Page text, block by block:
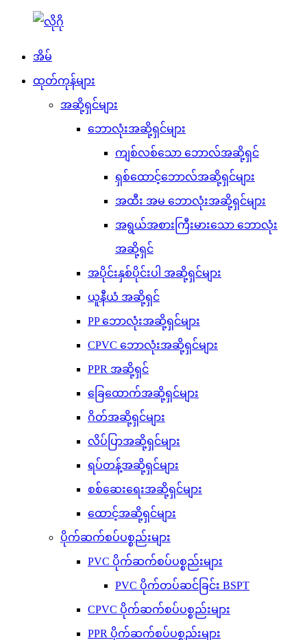
အိမ်
ထုတ်ကုန်များ
အဆို့ရှင်များ
ဘောလုံးအဆို့ရှင်များ
ကျစ်လစ်သော ဘောလ်အဆို့ရှင်
ရှစ်ထောင့်ဘောလ်အဆို့ရှင်များ
အထီး အမ ဘောလုံးအဆို့ရှင်များ
အရွယ်အစားကြီးမားသော ဘောလုံး
အဆို့ရှင်
အပိုင်းနှစ်ပိုင်းပါ အဆို့ရှင်များ
ယူနီယံ အဆို့ရှင်
PP ဘောလုံးအဆို့ရှင်များ
CPVC ဘောလုံးအဆို့ရှင်များ
PPR အဆို့ရှင်
ခြေထောက်အဆို့ရှင်များ
ဂိတ်အဆို့ရှင်များ
လိပ်ပြာအဆို့ရှင်များ
ရပ်တန့်အဆို့ရှင်များ
စစ်ဆေးရေးအဆို့ရှင်များ
ထောင့်အဆို့ရှင်များ
ပိုက်ဆက်စပ်ပစ္စည်းများ
PVC ပိုက်ဆက်စပ်ပစ္စည်းများ
PVC ပိုက်တပ်ဆင်ခြင်း BSPT
CPVC ပိုက်ဆက်စပ်ပစ္စည်းများ
PPR ပိုက်ဆက်စပ်ပစ္စည်းများ